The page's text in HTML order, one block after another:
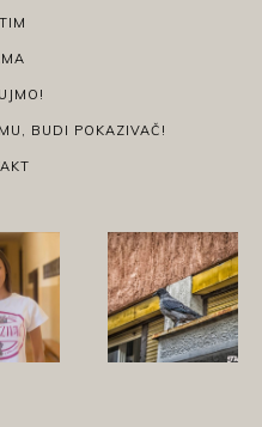
BUDI POKAZIVAČ!